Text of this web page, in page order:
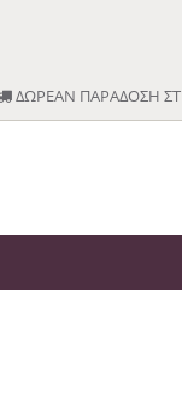
ΔΩΡΕΑΝ ΠΑΡΑΔΟΣΗ